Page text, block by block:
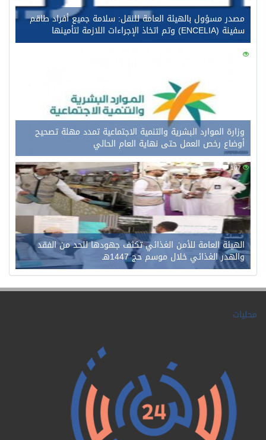
مسؤول بالهيئة العامة للنقل: سلامة جميع أفراد طاقم
الموارد البشرية والتنمية الاجتماعية تمدد مهلة تصحيح
رخص العمل حتى نهاية العام الحالي
0
العامة للأمن الغذائي تكثف جهودها للحد من الفقد
الغذائي خلال موسم حج 1447هـ